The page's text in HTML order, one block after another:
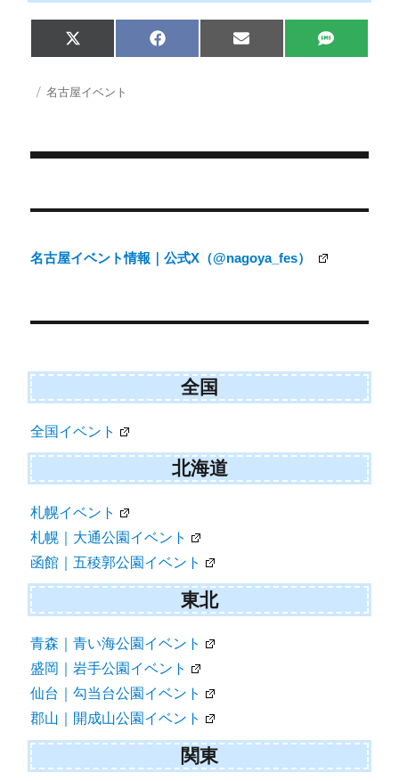
Share
on
X
(
w
i
r
Share
on
F
a
Share
on
E
m
Share
on
S
M
投 カ
名古屋イベント
稿
ビ
ー
ョ
ン
名古屋イベント情報｜公式X（@nagoya_fes）
全国
全国イベント
北海道
札幌イベント
札幌｜大通公園イベント
函館｜五稜郭公園イベント
東北
青森｜青い海公園イベント
盛岡｜岩手公園イベント
仙台｜勾当台公園イベント
郡山｜開成山公園イベント
関東